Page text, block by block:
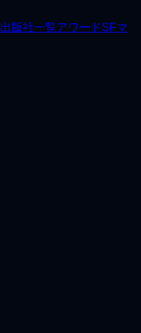
出版社一覧アワードSFマ